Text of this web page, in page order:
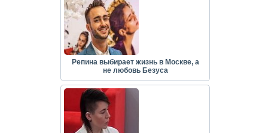
Репина выбирает жизнь в Москве, а
не любовь Безуса